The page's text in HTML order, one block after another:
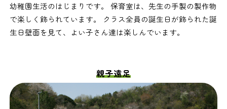
幼稚園生活のはじまりです。 保育室は、先生の手製の製作物
で楽しく飾られています。 クラス全員の誕生日が飾られた誕
生日壁面を見て、よい子さん達は楽しんでいます。
親子遠足